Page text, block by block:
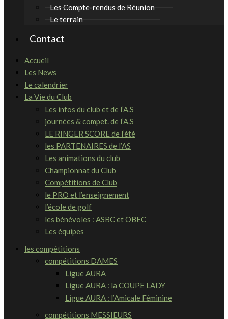
Les Compte-rendus de Réunion
Le terrain
Contact
Accueil
Les News
Le calendrier
La Vie du Club
Les infos du club et de l’A.S
journées & compet. de l’A.S
LE RINGER SCORE de l’été
les PARTENAIRES de l’AS
Les animations du club
Championnat du Club
Compétitions de Club
le PRO et l’enseignement
l’école de golf
les bénévoles : ASBC et OBEC
Les équipes
les compétitions
compétitions DAMES
Ligue AURA
Ligue AURA : la COUPE LADY
Ligue AURA : l’Amicale Féminine
compétitions MESSIEURS